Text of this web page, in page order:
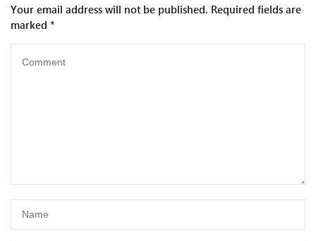
Your email address will not be published. Required fields are
marked *